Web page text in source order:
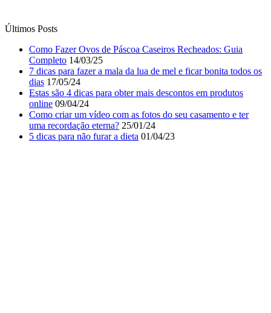
Últimos Posts
Como Fazer Ovos de Páscoa Caseiros Recheados: Guia
Completo 14/03/25
7 dicas para fazer a mala da lua de mel e ficar bonita todos os
dias 17/05/24
Estas são 4 dicas para obter mais descontos em produtos
online 09/04/24
Como criar um vídeo com as fotos do seu casamento e ter
uma recordação eterna? 25/01/24
5 dicas para não furar a dieta 01/04/23